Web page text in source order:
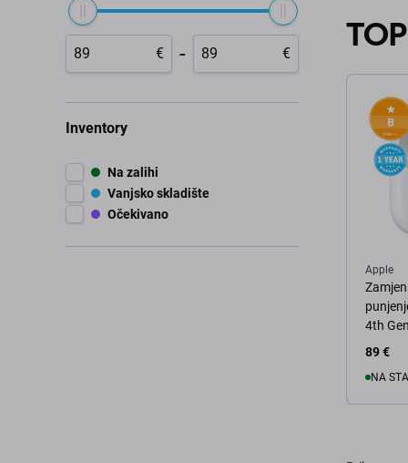
€ - €
Inventory
Na zalihi
Vanjsko skladište
Očekivano
Apple
4th
89 €
NA